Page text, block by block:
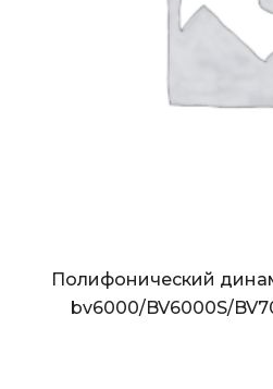
Полифонический
bv6000/BV6000S/